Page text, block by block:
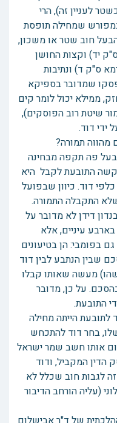
לעניין זה), הרי
שמחילה תופסת
חוב שטר או משכון,
יד) וקצות החושן
ס"ק ד) ונתיבות
שמדובר בספיקא
ממילא יכול לומר קים
שיטת רוב הפוסקים),
ידי דוד.
תמורה?
בעל פה תקפה מבחינה
התובעת לקבל היא
דוד. כיוון שבפועל
התקבלה התמורה.
דידן לא מדובר על
עיניים, אלא
בפומבי: הן בטיעונים
שבין הנתבע לבין דוד
מעשה שאותו קבלו
על כן, מדובר
התובעת.
לתובעת הייתה מחילה
בחר דוד להתכחש
אותו חשב שמר ישראל
הדין המקביל, ודוד
זה לגבות חוב שכלל לא
(עליה הורחב הדיבור